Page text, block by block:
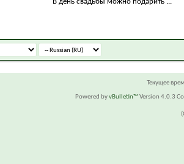
Текущее
Powered byvBulletin™ Version 4.0.3